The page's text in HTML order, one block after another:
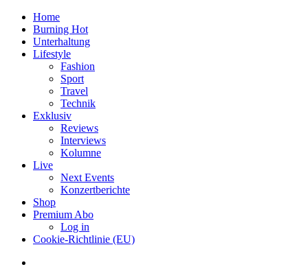
Home
Burning Hot
Unterhaltung
Lifestyle
Fashion
Sport
Travel
Technik
Exklusiv
Reviews
Interviews
Kolumne
Live
Next Events
Konzertberichte
Shop
Premium Abo
Log in
Cookie-Richtlinie (EU)